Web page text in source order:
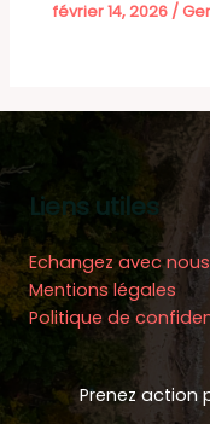
février 14, 2026 /
Liens utiles
Echangez avec nous
Mentions légales
Politique de
Prenez action